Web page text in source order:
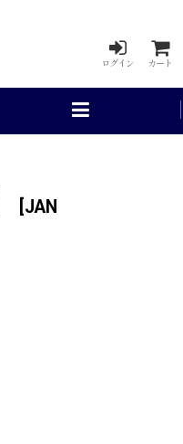
ログイン カート
JAN